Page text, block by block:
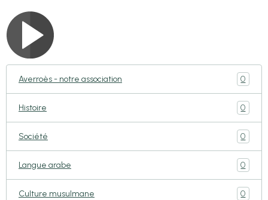
Averroès - notre association 0
Histoire 0
Société 0
Langue arabe 0
Culture musulmane 0